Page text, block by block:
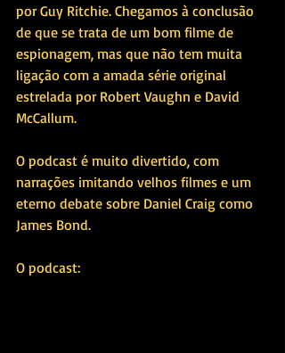
por Guy Ritchie. Chegamos à conclusão
de que se trata de um bom filme de
espionagem, mas que não tem muita
ligação com a amada série original
estrelada por Robert Vaughn e David
McCallum.
O podcast é muito divertido, com
narrações imitando velhos filmes e um
eterno debate sobre Daniel Craig como
James Bond.
O podcast: